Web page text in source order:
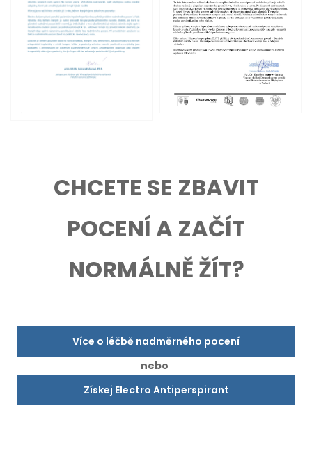
CHCETE SE ZBAVIT
POCENÍ A ZAČÍT
NORMÁLNĚ ŽÍT?
Více o léčbě nadměrného pocení
nebo
Získej Electro Antiperspirant